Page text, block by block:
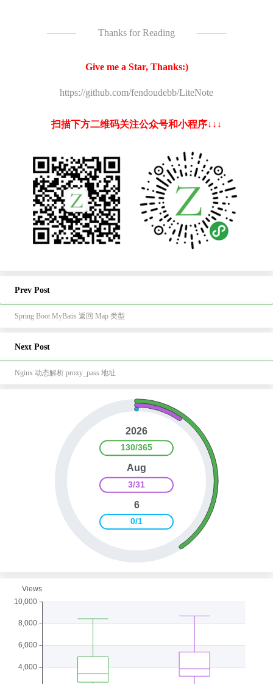
——— Thanks for Reading ———
Give me a Star, Thanks:)
https://github.com/fendoudebb/LiteNote
扫描下方二维码关注公众号和小程序↓↓↓
Prev Post
Spring Boot MyBatis 返回 Map 类型
Next Post
Nginx 动态解析 proxy_pass 地址